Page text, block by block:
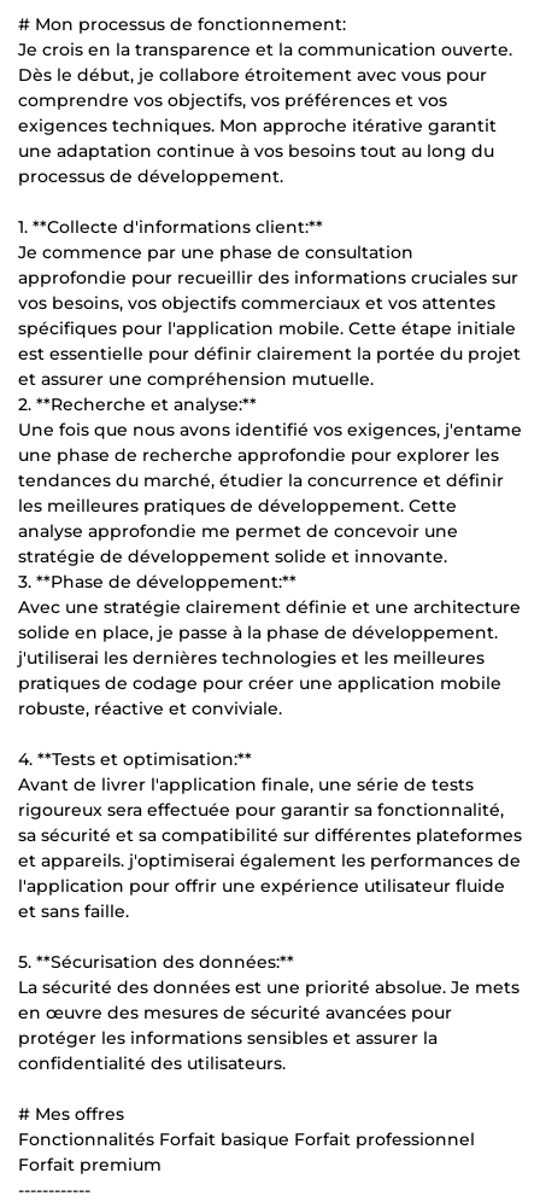
# Mon processus de fonctionnement:
Je crois en la transparence et la communication ouverte.
Dès le début, je collabore étroitement avec vous pour
comprendre vos objectifs, vos préférences et vos
exigences techniques. Mon approche itérative garantit
une adaptation continue à vos besoins tout au long du
processus de développement.
1. **Collecte d'informations client:**
Je commence par une phase de consultation
approfondie pour recueillir des informations cruciales sur
vos besoins, vos objectifs commerciaux et vos attentes
spécifiques pour l'application mobile. Cette étape initiale
est essentielle pour définir clairement la portée du projet
et assurer une compréhension mutuelle.
2. **Recherche et analyse:**
Une fois que nous avons identifié vos exigences, j'entame
une phase de recherche approfondie pour explorer les
tendances du marché, étudier la concurrence et définir
les meilleures pratiques de développement. Cette
analyse approfondie me permet de concevoir une
stratégie de développement solide et innovante.
3. **Phase de développement:**
Avec une stratégie clairement définie et une architecture
solide en place, je passe à la phase de développement.
j'utiliserai les dernières technologies et les meilleures
pratiques de codage pour créer une application mobile
robuste, réactive et conviviale.
4. **Tests et optimisation:**
Avant de livrer l'application finale, une série de tests
rigoureux sera effectuée pour garantir sa fonctionnalité,
sa sécurité et sa compatibilité sur différentes plateformes
et appareils. j'optimiserai également les performances de
l'application pour offrir une expérience utilisateur fluide
et sans faille.
5. **Sécurisation des données:**
La sécurité des données est une priorité absolue. Je mets
en œuvre des mesures de sécurité avancées pour
protéger les informations sensibles et assurer la
confidentialité des utilisateurs.
# Mes offres
Fonctionnalités Forfait basique Forfait professionnel
Forfait premium
------------